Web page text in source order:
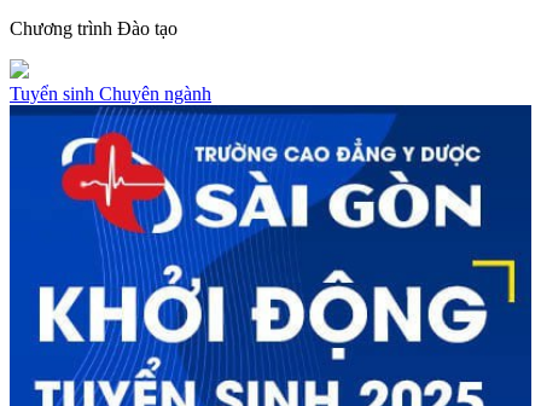
Chương trình Đào tạo
Tuyển sinh Chuyên ngành